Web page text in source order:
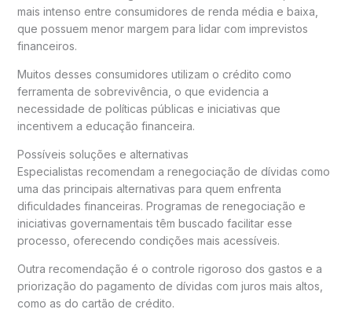
mais intenso entre consumidores de renda média e baixa,
que possuem menor margem para lidar com imprevistos
financeiros.
Muitos desses consumidores utilizam o crédito como
ferramenta de sobrevivência, o que evidencia a
necessidade de políticas públicas e iniciativas que
incentivem a educação financeira.
Possíveis soluções e alternativas
Especialistas recomendam a renegociação de dívidas como
uma das principais alternativas para quem enfrenta
dificuldades financeiras. Programas de renegociação e
iniciativas governamentais têm buscado facilitar esse
processo, oferecendo condições mais acessíveis.
Outra recomendação é o controle rigoroso dos gastos e a
priorização do pagamento de dívidas com juros mais altos,
como as do cartão de crédito.